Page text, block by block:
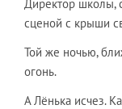
Директор школы,
сценой с крыши
Той же ночью,
огонь.
А Лёнька исчез.